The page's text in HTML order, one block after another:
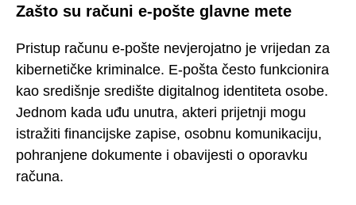
Zašto su računi e-pošte glavne mete
Pristup računu e-pošte nevjerojatno je vrijedan za
kibernetičke kriminalce. E-pošta često funkcionira
kao središnje središte digitalnog identiteta osobe.
Jednom kada uđu unutra, akteri prijetnji mogu
istražiti financijske zapise, osobnu komunikaciju,
pohranjene dokumente i obavijesti o oporavku
računa.